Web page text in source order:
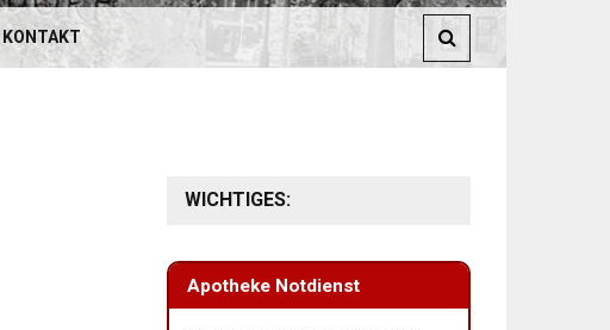
KONTAKT
WICHTIGES:
Apotheke Notdienst